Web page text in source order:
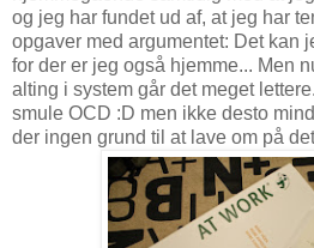
og jeg har fundet ud af, at jeg har
opgaver med argumentet: Det kan
for der er jeg også hjemme... Men
alting i system går det meget
smule OCD :D men ikke desto
der ingen grund til at lave om på